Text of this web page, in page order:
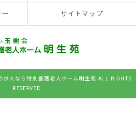
サイトマップ
人なら特別養護老人ホーム明生苑 ALL RIGHTS
RESERVED.